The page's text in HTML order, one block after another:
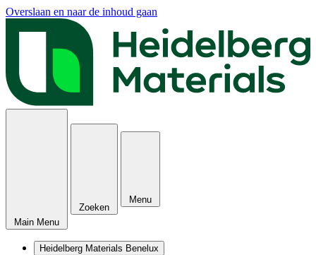
Overslaan en naar de inhoud gaan
Main Menu
Zoeken
Menu
Heidelberg Materials Benelux